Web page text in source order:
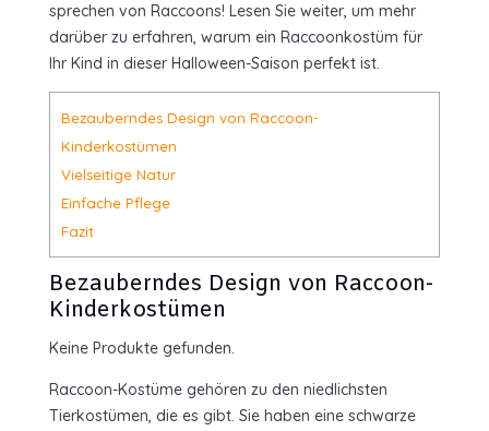
sprechen von Raccoons! Lesen Sie weiter, um mehr
darüber zu erfahren, warum ein Raccoonkostüm für
Ihr Kind in dieser Halloween-Saison perfekt ist.
Bezauberndes Design von Raccoon-
Kinderkostümen
Vielseitige Natur
Einfache Pflege
Fazit
Bezauberndes Design von Raccoon-
Kinderkostümen
Keine Produkte gefunden.
Raccoon-Kostüme gehören zu den niedlichsten
Tierkostümen, die es gibt. Sie haben eine schwarze